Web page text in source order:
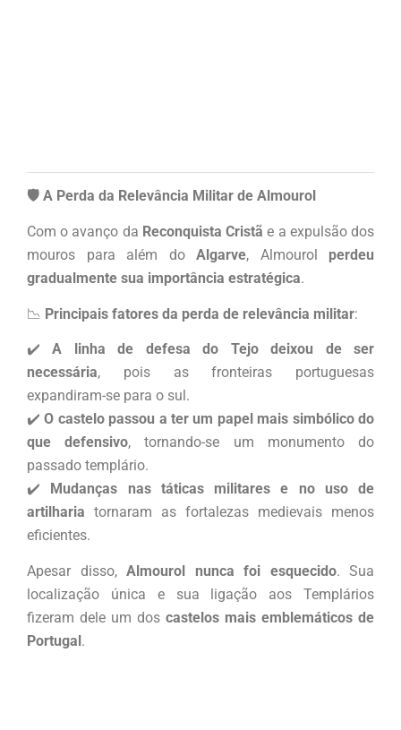
🛡️ A Perda da Relevância Militar de Almourol
Com o avanço da Reconquista Cristã e a expulsão dos
mouros para além do Algarve, Almourol perdeu
gradualmente sua importância estratégica.
📉 Principais fatores da perda de relevância militar:
✔️A linha de defesa do Tejo deixou de ser
necessária, pois as fronteiras portuguesas
expandiram-se para o sul.
✔️O castelo passou a ter um papel mais simbólico do
que defensivo, tornando-se um monumento do
passado templário.
✔️ Mudanças nas táticas militares e no uso de
artilharia tornaram as fortalezas medievais menos
eficientes.
Apesar disso, Almourol nunca foi esquecido. Sua
localização única e sua ligação aos Templários
fizeram dele um dos castelos mais emblemáticos de
Portugal.